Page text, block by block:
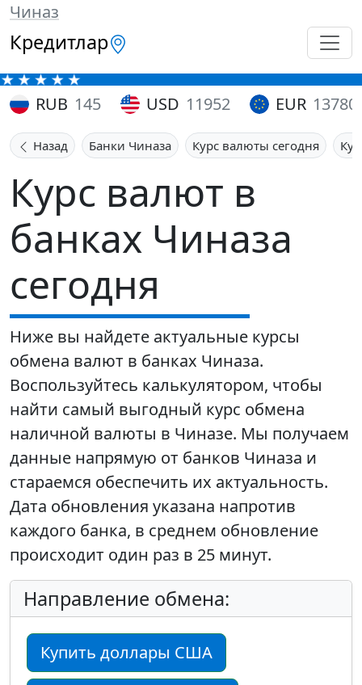
Чиназ
Кредитлар
RUB 145 USD 11952 EUR 13780
Назад Банки Чиназа Курс валюты сегодня
Курс валют в
банках Чиназа
сегодня
Ниже вы найдете актуальные курсы
обмена валют в банках Чиназа.
Воспользуйтесь калькулятором, чтобы
найти самый выгодный курс обмена
наличной валюты в Чиназе. Мы получаем
данные напрямую от банков Чиназа и
стараемся обеспечить их актуальность.
Дата обновления указана напротив
каждого банка, в среднем обновление
происходит один раз в 25 минут.
Направление обмена:
Купить доллары США